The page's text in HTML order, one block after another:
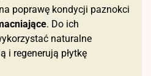
poprawę kondycji paznokci
. Do ich
naturalne
i regenerują płytkę